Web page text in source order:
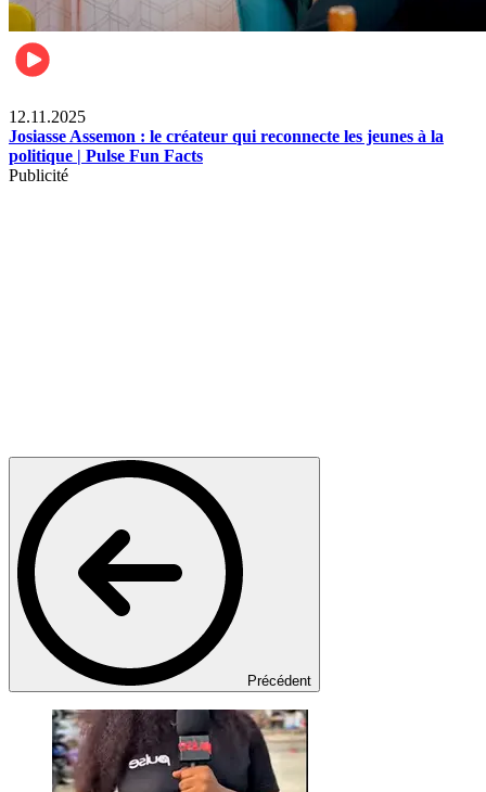
12.11.2025
Josiasse Assemon : le créateur qui reconnecte les jeunes à la
politique | Pulse Fun Facts
Publicité
Précédent